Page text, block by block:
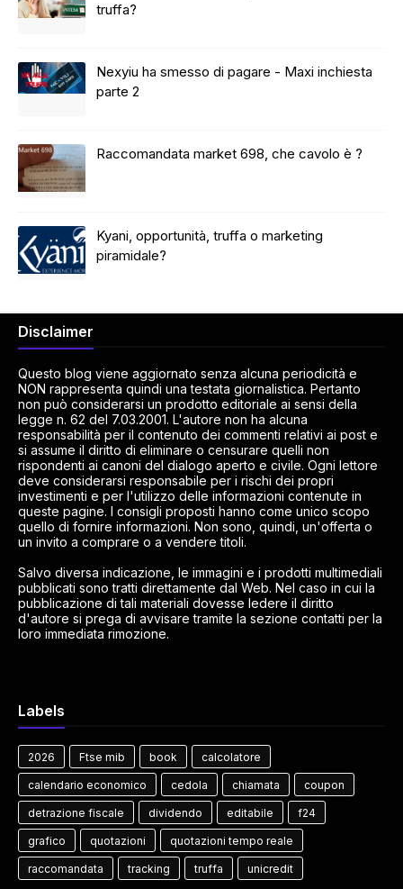
truffa?
Nexyiu ha smesso di pagare - Maxi inchiesta
parte 2
Raccomandata market 698, che cavolo è ?
Kyani, opportunità, truffa o marketing
piramidale?
Disclaimer
Questo blog viene aggiornato senza alcuna periodicità e
NON rappresenta quindi una testata giornalistica. Pertanto
non può considerarsi un prodotto editoriale ai sensi della
legge n. 62 del 7.03.2001. L'autore non ha alcuna
responsabilità per il contenuto dei commenti relativi ai post e
si assume il diritto di eliminare o censurare quelli non
rispondenti ai canoni del dialogo aperto e civile. Ogni lettore
deve considerarsi responsabile per i rischi dei propri
investimenti e per l'utilizzo delle informazioni contenute in
queste pagine. I consigli proposti hanno come unico scopo
quello di fornire informazioni. Non sono, quindi, un'offerta o
un invito a comprare o a vendere titoli.
Salvo diversa indicazione, le immagini e i prodotti multimediali
pubblicati sono tratti direttamente dal Web. Nel caso in cui la
pubblicazione di tali materiali dovesse ledere il diritto
d'autore si prega di avvisare tramite la sezione contatti per la
loro immediata rimozione.
Labels
2026 Ftse mib book calcolatore
calendario economico cedola chiamata coupon
detrazione fiscale dividendo editabile f24
grafico quotazioni quotazioni tempo reale
raccomandata tracking truffa unicredit